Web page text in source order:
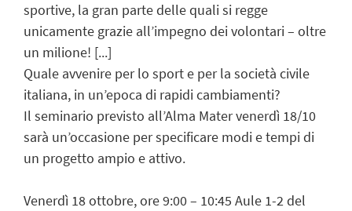
sportive, la gran parte delle quali si regge
unicamente grazie all’impegno dei volontari – oltre
un milione! [...]
Quale avvenire per lo sport e per la società civile
italiana, in un’epoca di rapidi cambiamenti?
Il seminario previsto all’Alma Mater venerdì 18/10
sarà un’occasione per specificare modi e tempi di
un progetto ampio e attivo.
Venerdì 18 ottobre, ore 9:00 – 10:45 Aule 1-2 del